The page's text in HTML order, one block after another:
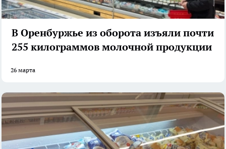
В Оренбуржье из оборота изъяли почти
255 килограммов молочной продукции
26 марта